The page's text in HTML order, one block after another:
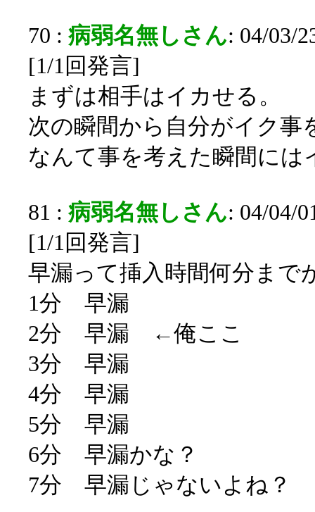
70 : 病弱名無しさん: 04/03/
[1/1回発言]
まずは相手はイカせる。
次の瞬間から自分がイク事
なんて事を考えた瞬間には
81 : 病弱名無しさん: 04/04/
[1/1回発言]
早漏って挿入時間何分まで
1分 早漏
2分 早漏 ←俺ここ
3分 早漏
4分 早漏
5分 早漏
6分 早漏かな？
7分 早漏じゃないよね？